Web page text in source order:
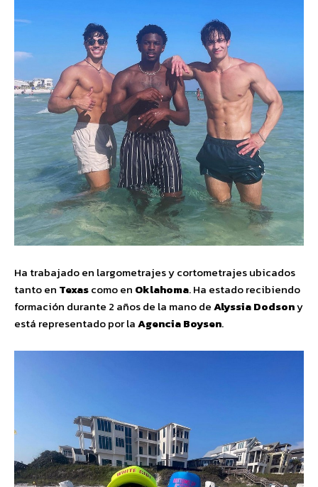
Ha trabajado en largometrajes y cortometrajes ubicados
tanto en Texascomo en Oklahoma. Ha estado recibiendo
formación durante 2 años de la mano deAlyssia Dodsony
está representado por laAgencia Boysen.